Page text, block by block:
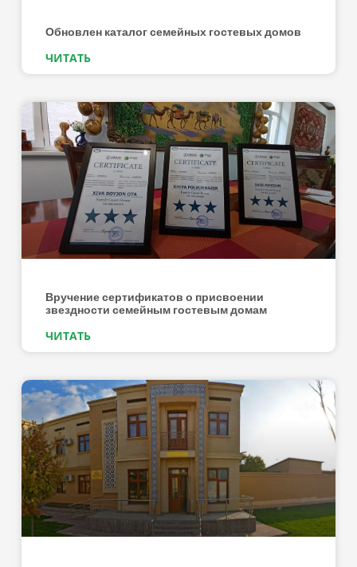
Обновлен каталог семейных гостевых домов
ЧИТАТЬ
Вручение сертификатов о присвоении
звездности семейным гостевым домам
ЧИТАТЬ